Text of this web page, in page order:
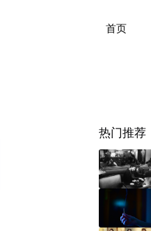
首页
热门推荐